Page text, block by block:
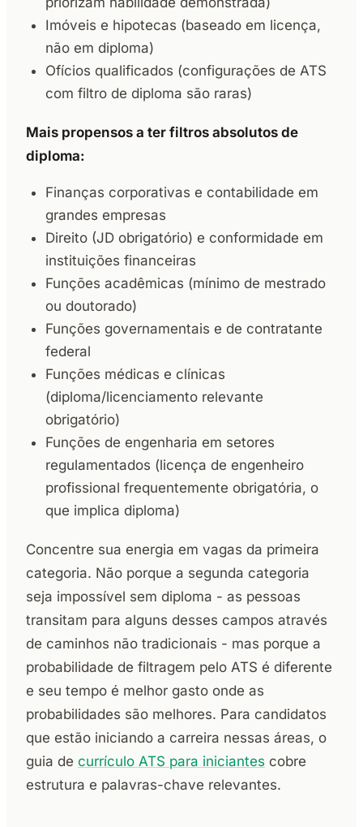
Imóveis e hipotecas (baseado em licença,
não em diploma)
Ofícios qualificados (configurações de ATS
com filtro de diploma são raras)
Mais propensos a ter filtros absolutos de
diploma:
Finanças corporativas e contabilidade em
grandes empresas
Direito (JD obrigatório) e conformidade em
instituições financeiras
Funções acadêmicas (mínimo de mestrado
ou doutorado)
Funções governamentais e de contratante
federal
Funções médicas e clínicas
(diploma/licenciamento relevante
obrigatório)
Funções de engenharia em setores
regulamentados (licença de engenheiro
profissional frequentemente obrigatória, o
que implica diploma)
Concentre sua energia em vagas da primeira
categoria. Não porque a segunda categoria
seja impossível sem diploma - as pessoas
transitam para alguns desses campos através
de caminhos não tradicionais - mas porque a
probabilidade de filtragem pelo ATS é diferente
e seu tempo é melhor gasto onde as
probabilidades são melhores. Para candidatos
que estão iniciando a carreira nessas áreas, o
guia de currículo ATS para iniciantes cobre
estrutura e palavras-chave relevantes.